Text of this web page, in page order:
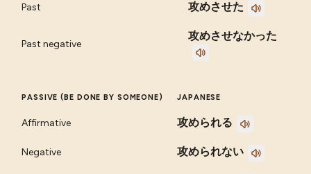
Past 攻めさせた
Past negative
攻めさせなかった
PASSIVE (BE DONE BY SOMEONE) JAPANESE
Affirmative 攻められる
Negative 攻められない